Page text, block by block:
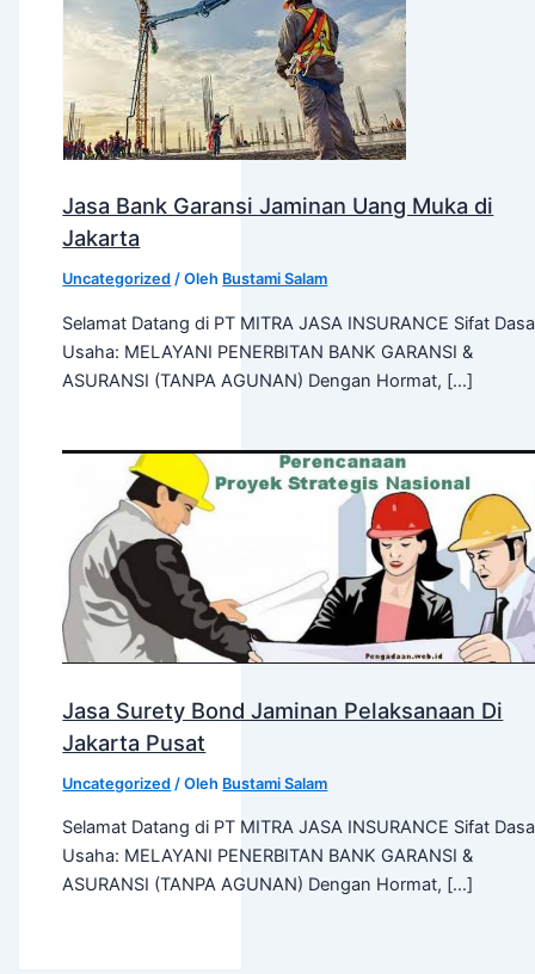
Jasa Bank Garansi Jaminan Uang Muka di
Jakarta
Uncategorized / Oleh Bustami Salam
Selamat Datang di PT MITRA JASA INSURANCE Sifat
Usaha: MELAYANI PENERBITAN BANK GARANSI &
ASURANSI (TANPA AGUNAN) Dengan Hormat, […]
Jasa Surety Bond Jaminan Pelaksanaan Di
Jakarta Pusat
Uncategorized / Oleh Bustami Salam
Selamat Datang di PT MITRA JASA INSURANCE Sifat
Usaha: MELAYANI PENERBITAN BANK GARANSI &
ASURANSI (TANPA AGUNAN) Dengan Hormat, […]